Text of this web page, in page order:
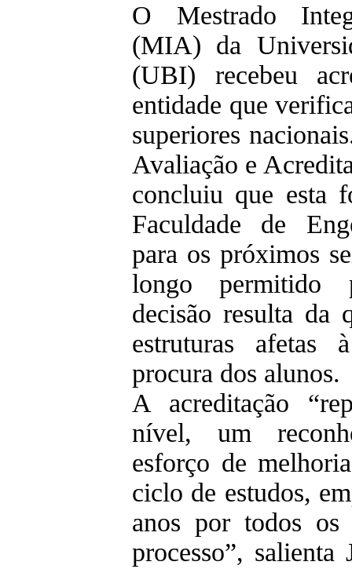
O Mestrado
(MIA) da
(UBI) recebeu
entidade que
superiores
Avaliação e
concluiu que esta
Faculdade de
para os próximos
longo permitido
decisão resulta da
estruturas afetas
procura dos alunos.
A acreditação
nível, um
esforço de
ciclo de estudos,
anos por todos os
processo”,